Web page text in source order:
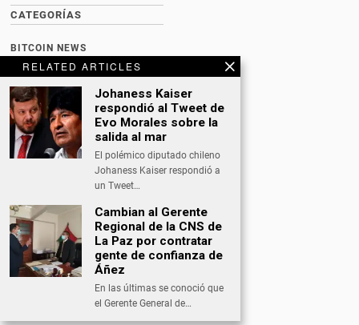
RELATED ARTICLES
Johaness Kaiser
respondió al Tweet de
Evo Morales sobre la
salida al mar
El polémico diputado chileno
Johaness Kaiser respondió a
un Tweet…
Cambian al Gerente
Regional de la CNS de
La Paz por contratar
gente de confianza de
Áñez
En las últimas se conoció que
el Gerente General de…
CATEGORÍAS
BITCOIN NEWS
CULTURA
DATING
DEPORTES
ECONOMÍA
INTERNACIONAL
NACIONAL
OPINIÓN
SALUD